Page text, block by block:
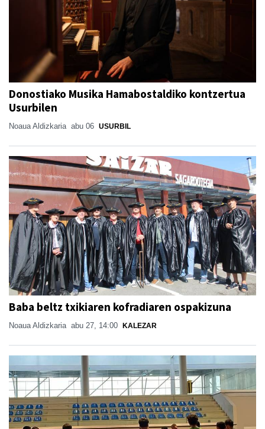
Donostiako Musika Hamabostaldiko kontzertua
Usurbilen
Noaua Aldizkaria abu 06 USURBIL
Baba beltz txikiaren kofradiaren ospakizuna
Noaua Aldizkaria abu 27, 14:00 KALEZAR